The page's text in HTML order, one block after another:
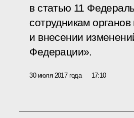
в статью 11
сотрудникам
и внесении
Федерации».
30 июля 2017 года 17:10